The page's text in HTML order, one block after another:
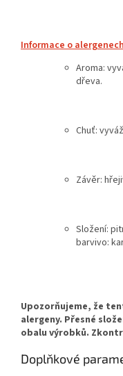
Informace o alergenech
Aroma:
dřeva.
Chuť:
Závěr:
Složení:
barvivo:
Doplňkové